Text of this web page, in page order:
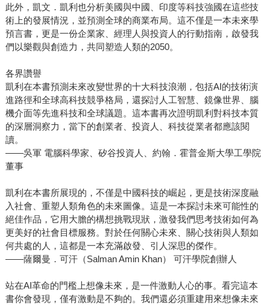
此外，凱文．凱利也分析美國與中國、印度等科技強國在這些技
術上的發展情況，並預測全球的商業布局。這不僅是一本未來學
預言書，更是一份企業家、經理人與投資人的行動指南，啟發我
們以樂觀與創造力，共同塑造人類的2050。
各界讚譽
凱利在本書預測未來改變世界的十大科技浪潮，包括AI的技術演
進路徑和全球高科技競爭格局，還探討人工智慧、鏡像世界、腦
機介面等先進科技和全球議題。這本書再次證明凱利對科技本質
的深層洞察力，當下的創業者、投資人、科技從業者都應該閱
讀。
——吳軍 電腦科學家、矽谷投資人、約翰．霍普金斯大學工學院
董事
凱利在本書所展現的，不僅是中國科技的崛起，更是技術深度融
入社會、重塑人類角色的未來圖像。這是一本探討未來可能性的
絕佳作品，它用大膽的構想挑戰現狀，激發我們思考技術如何為
更美好的社會目標服務。對於任何關心未來、關心技術與人類如
何共處的人，這都是一本充滿啟發、引人深思的傑作。
——薩爾曼．可汗（Salman Amin Khan） 可汗學院創辦人
站在AI革命的門檻上想像未來，是一件激動人心的事。看完這本
書你會發現，僅有激動是不夠的。我們還必須重建用來想像未來